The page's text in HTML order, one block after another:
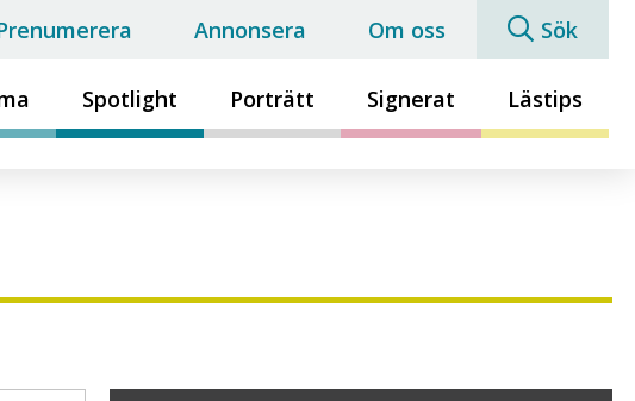
Spotlight Porträtt Signerat Lästips
Annonsera Om oss Sök